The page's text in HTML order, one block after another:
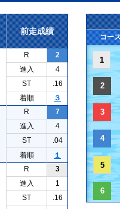
前走成績
R
2
進入
4
ST
.16
着順
３
R
7
進入
4
ST
.04
着順
１
R
3
進入
1
ST
.16
コー
1
2
3
4
5
6